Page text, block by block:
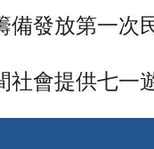
備發放第一次
社會提供七一